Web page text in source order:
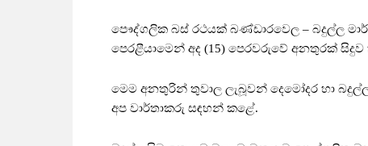
පෞද්ගලික බස් රථයක් බණ්ඩාරවෙල – බදුල්ල
පෙරළීයාමෙන් අද (15) පෙරවරුවේ අනතුරක් සිදුව
මෙම අනතුරින් තුවාල ලැබූවන් දෙමෝදර හා
අප වාර්තාකරු සඳහන් කළේ.